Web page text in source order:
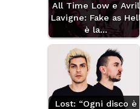
All Time Low e Avril
Lavigne: Fake as Hell
è la…
Lost: “Ogni disco è